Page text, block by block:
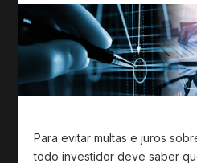
Para evitar multas e juros
todo investidor deve saber